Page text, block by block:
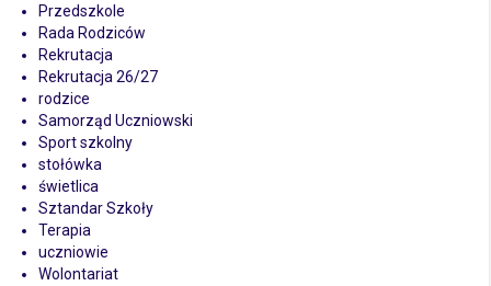
Przedszkole
Rada Rodziców
Rekrutacja
Rekrutacja 26/27
rodzice
Samorząd Uczniowski
Sport szkolny
stołówka
świetlica
Sztandar Szkoły
Terapia
uczniowie
Wolontariat